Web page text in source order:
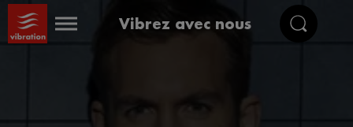
Vibrez avec nous